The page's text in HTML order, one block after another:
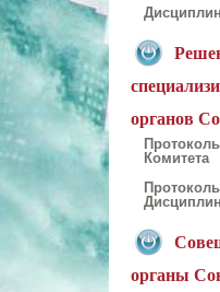
органов
Комитета
органы